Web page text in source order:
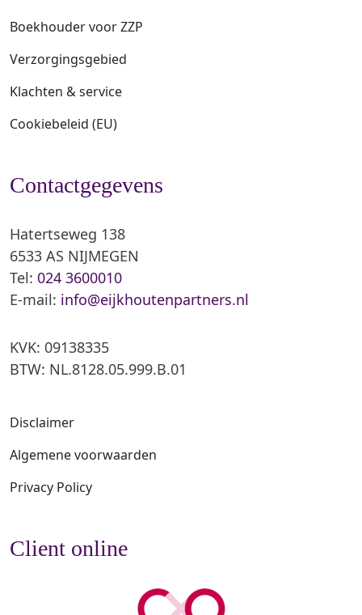
Boekhouder voor ZZP
Verzorgingsgebied
Klachten & service
Cookiebeleid (EU)
Contactgegevens
Hatertseweg 138
6533 AS NIJMEGEN
Tel: 024 3600010
E-mail: info@eijkhoutenpartners.nl
KVK: 09138335
BTW: NL.8128.05.999.B.01
Disclaimer
Algemene voorwaarden
Privacy Policy
Client online